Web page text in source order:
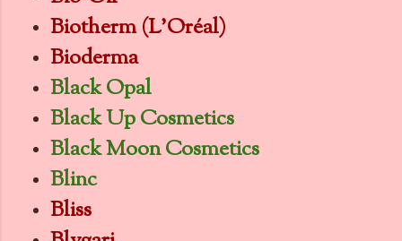
Biotherm (L'Oréal)
Bioderma
Black Opal
Black Up Cosmetics
Black Moon Cosmetics
Blinc
Bliss